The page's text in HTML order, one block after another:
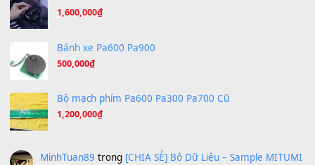
Under Pressure (8.164)
A Long December
Ta Sẽ Trở Lại (8.155)
Ông Hoàng Bảy (8.133)
Avenged Sevenfold - Buried Alive
Sản phẩm dành cho bạn